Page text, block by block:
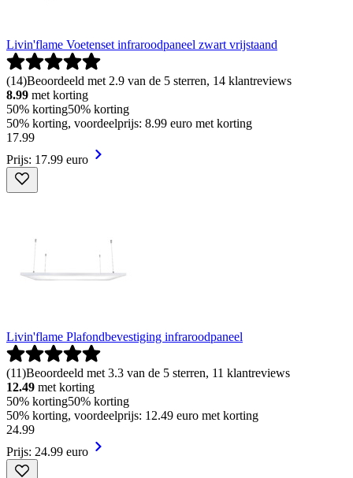
Livin'flame Voetenset infraroodpaneel zwart vrijstaand
(14)Beoordeeld met 2.9 van de 5 sterren, 14 klantreviews
8.99 met korting
50% korting50% korting
50% korting, voordeelprijs: 8.99 euro met korting
17.99
Prijs: 17.99 euro
Livin'flame Plafondbevestiging infraroodpaneel
(11)Beoordeeld met 3.3 van de 5 sterren, 11 klantreviews
12.49 met korting
50% korting50% korting
50% korting, voordeelprijs: 12.49 euro met korting
24.99
Prijs: 24.99 euro